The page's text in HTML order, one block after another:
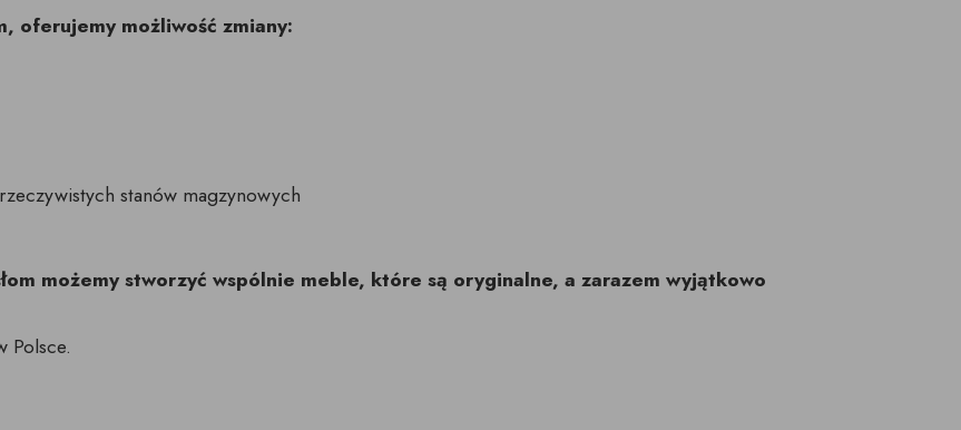
oferujemy możliwość zmiany:
stanów magzynowych
możemy stworzyć wspólnie meble, które są oryginalne, a zarazem wyjątkowo
Polsce.